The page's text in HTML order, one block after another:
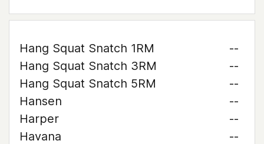
Hang Squat Snatch 1RM
--
Hang Squat Snatch 3RM
--
Hang Squat Snatch 5RM
--
Hansen
--
Harper
--
Havana
--